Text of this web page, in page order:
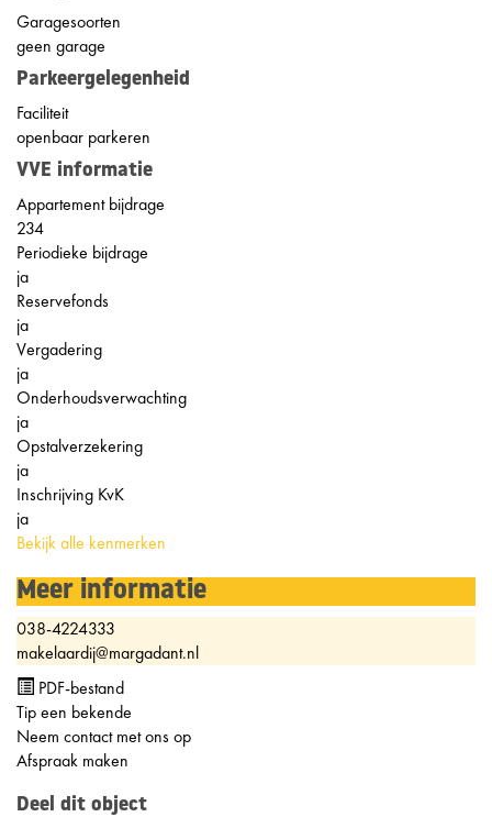
Garagesoorten
geen garage
Parkeergelegenheid
Faciliteit
openbaar parkeren
VVE informatie
Appartement bijdrage
234
Periodieke bijdrage
ja
Reservefonds
ja
Vergadering
ja
Onderhoudsverwachting
ja
Opstalverzekering
ja
Inschrijving KvK
ja
Bekijk alle kenmerken
Meer informatie
038-4224333
makelaardij@margadant.nl
PDF-bestand
Tip een bekende
Neem contact met ons op
Afspraak maken
Deel dit object